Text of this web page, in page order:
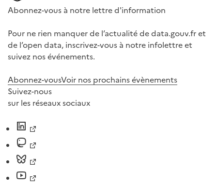
Abonnez-vous à notre lettre d'information
Pour ne rien manquer de l’actualité de data.gouv.fr et
de l’open data, inscrivez-vous à notre infolettre et
suivez nos événements.
Abonnez-vousVoir nos prochains évènements
Suivez-nous
sur les réseaux sociaux